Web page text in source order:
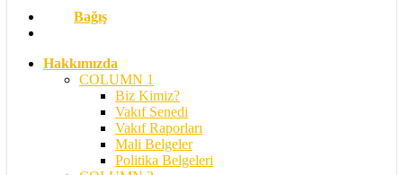
Bağış
Hakkımızda
COLUMN 1
Biz Kimiz?
Vakıf Senedi
Vakıf Raporları
Mali Belgeler
Politika Belgeleri